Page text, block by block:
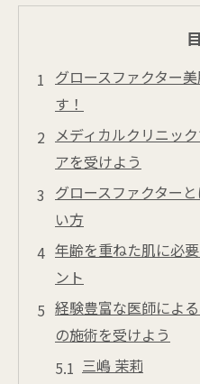
グロースファクター
す！
メディカルクリニッ
アを受けよう
グロースファクター
い方
年齢を重ねた肌に必
ント
経験豊富な医師によ
の施術を受けよう
三嶋 茉莉